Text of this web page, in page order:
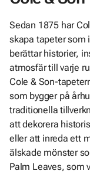
Sedan 1875 har
skapa tapeter som
berättar historier,
atmosfär till varje
Cole & Son-
som bygger på
traditionella
att dekorera
eller att inreda ett
älskade mönster
Palm Leaves, som